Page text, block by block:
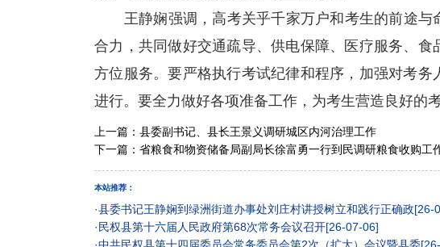
王静娴强调，高考关乎千家万户和考生的前途与
合力，共同做好交通疏导、供电保障、医疗服务、
方位服务。要严格执行考试纪律和程序，加强对考
进行。要全力做好各项准备工作，为考生营造良好的考
上一篇： 县委副书记、县长王景义调研城区内河治理工作
下一篇： 省粮食和物资储备局副局长徐富勇一行到民调研粮食收购工
本站推荐：
·县委书记王静娴到绿洲街道办事处刘庄村讲授树立和践行正确政[26-
· 民权县第十六届人民政府第68次常务会议召开[26-07-06]